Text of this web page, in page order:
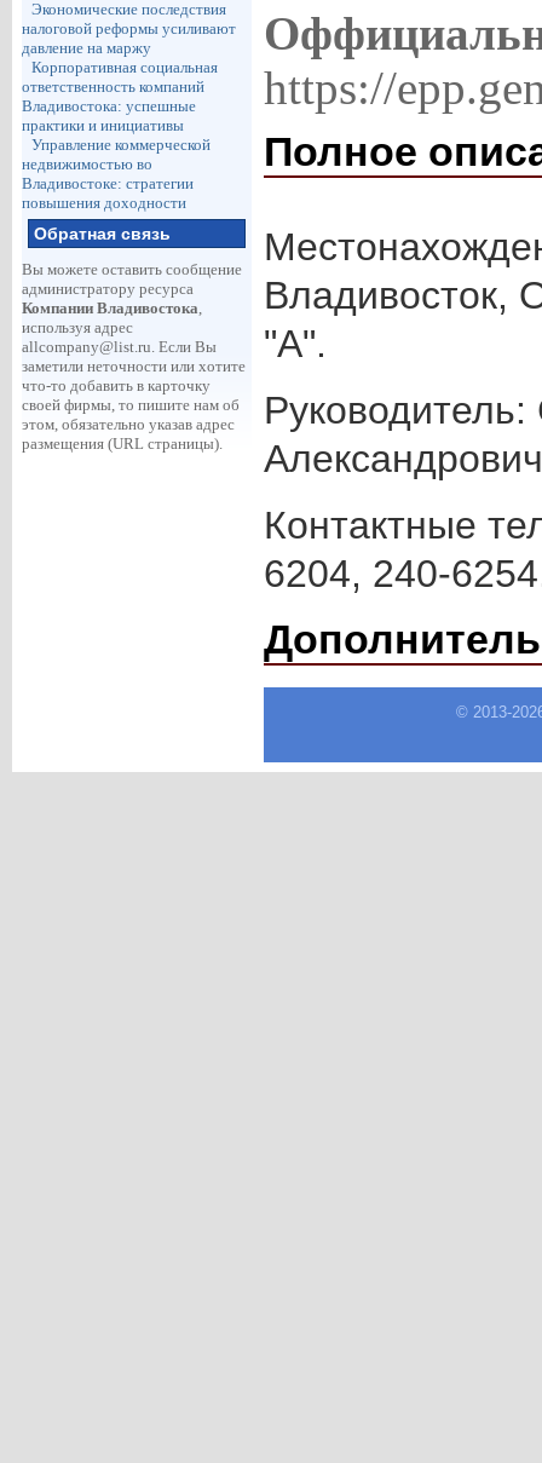
Экономические последствия
налоговой реформы усиливают
давление на маржу
Корпоративная социальная
ответственность компаний
Владивостока: успешные
практики и инициативы
Управление коммерческой
недвижимостью во
Владивостоке: стратегии
повышения доходности
Обратная связь
Вы можете оставить сообщение
администратору ресурса
Компании Владивостока,
используя адрес
allcompany@list.ru. Если Вы
заметили неточности или хотите
что-то добавить в карточку
своей фирмы, то пишите нам об
этом, обязательно указав адрес
размещения (URL страницы).
https://
Полное
Владивосток,
"А".
Контактные
6204, 240-
© 2013-